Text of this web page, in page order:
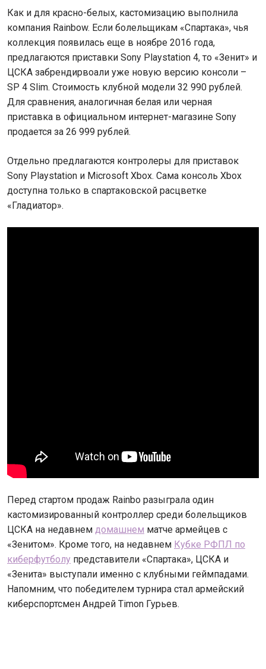
Как и для красно-белых, кастомизацию выполнила
компания Rainbow. Если болельщикам «Спартака», чья
коллекция появилась еще в ноябре 2016 года,
предлагаются приставки Sony Playstation 4, то «Зенит» и
ЦСКА забрендирвоали уже новую версию консоли –
SP 4 Slim. Стоимость клубной модели 32 990 рублей.
Для сравнения, аналогичная белая или черная
приставка в официальном интернет-магазине Sony
продается за 26 999 рублей.
Отдельно предлагаются контролеры для приставок
Sony Playstation и Microsoft Xbox. Сама консоль Xbox
доступна только в спартаковской расцветке
«Гладиатор».
Перед стартом продаж Rainbo разыграла один
кастомизированный контроллер среди болельщиков
ЦСКА на недавнем домашнем матче армейцев с
«Зенитом». Кроме того, на недавнем Кубке РФПЛ по
киберфутболу представители «Спартака», ЦСКА и
«Зенита» выступали именно с клубными геймпадами.
Напомним, что победителем турнира стал армейский
киберспортсмен Андрей Timon Гурьев.